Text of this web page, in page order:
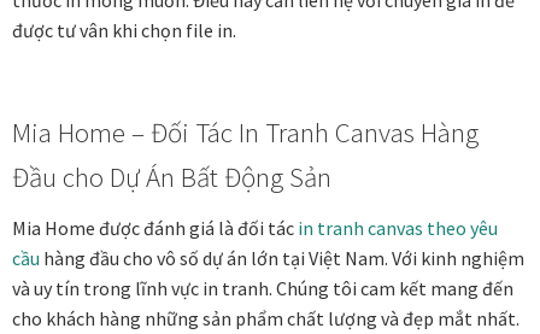
Đóng khung tranh đính đá
Đóng khung tranh kính cho tranh ảnh, giấy mỹ thuật,
poster, bản vẽ tay
Đóng khung tranh sơn mài
được tư vân khi chọn file in.
Mia Home – Đối Tác In Tranh Canvas Hàng
Đầu cho Dự Án Bất Động Sản
Mia Home được đánh giá là đối tác in tranh canvas theo yêu
cầu hàng đầu cho vô số dự án lớn tại Việt Nam. Với kinh nghiệm
và uy tín trong lĩnh vực in tranh. Chúng tôi cam kết mang đến
cho khách hàng những sản phẩm chất lượng và đẹp mắt nhất.